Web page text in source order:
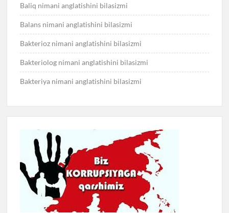
Baliq nimani anglatishini bilasizmi
Balans nimani anglatishini bilasizmi
Bakterioz nimani anglatishini bilasizmi
Bakteriolog nimani anglatishini bilasizmi
Bakteriya nimani anglatishini bilasizmi